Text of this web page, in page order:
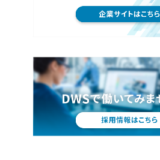
サーバーレス
プライベート
メンバー紹介